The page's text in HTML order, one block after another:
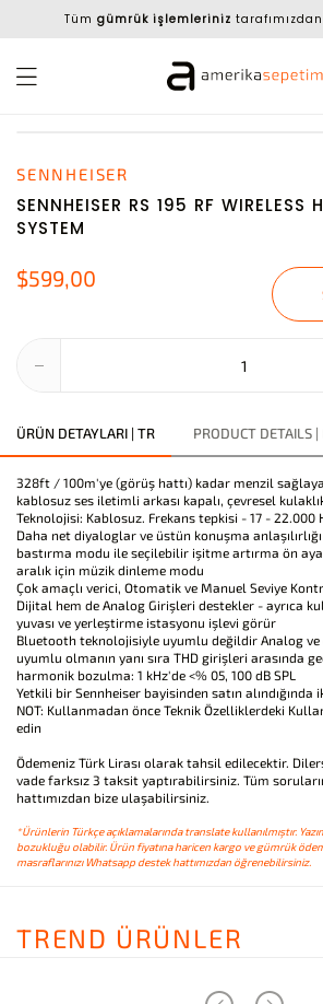
Tüm gümrük işlemleriniz
SENNHEISER
SENNHEISER RS 195 RF WIRELESS
SYSTEM
$599,00
ÜRÜN DETAYLARI | TR PRODUCT DETAILS |
328ft / 100m'ye (görüş hattı) kadar menzil
kablosuz ses iletimli arkası kapalı, çevresel
Teknolojisi: Kablosuz. Frekans tepkisi - 17 - 22.000
Daha net diyaloglar ve üstün konuşma
bastırma modu ile seçilebilir işitme artırma ön
aralık için müzik dinleme modu
Çok amaçlı verici, Otomatik ve Manuel Seviye
Dijital hem de Analog Girişleri destekler - ayrıca
yuvası ve yerleştirme istasyonu işlevi görür
Bluetooth teknolojisiyle uyumlu değildir Analog
uyumlu olmanın yanı sıra THD girişleri arasında
harmonik bozulma: 1 kHz'de <% 05, 100 dB SPL
Yetkili bir Sennheiser bayisinden satın alındığında
NOT: Kullanmadan önce Teknik Özelliklerdeki
edin
Ödemeniz Türk Lirası olarak tahsil edilecektir.
vade farksız 3 taksit yaptırabilirsiniz. Tüm
hattımızdan bize ulaşabilirsiniz.
*Ürünlerin Türkçe açıklamalarında translate kullanılmıştır.
bozukluğu olabilir. Ürün fiyatına haricen kargo ve gümrük
masraflarınızı Whatsapp destek hattımızdan öğrenebilirsiniz.
TREND ÜRÜNLER